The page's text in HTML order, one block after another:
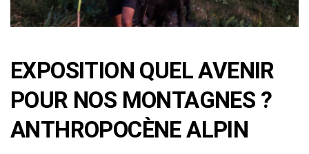
EXPOSITION QUEL AVENIR
POUR NOS MONTAGNES ?
ANTHROPOCÈNE ALPIN